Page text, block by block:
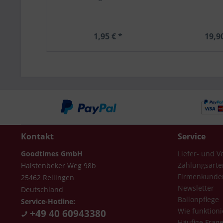
1,95 € *
Kontakt
Goodtimes GmbH
Halstenbeker Weg 98b
25462 Rellingen
Deutschland
Service-Hotline:
+49 40 60943380
Service
Liefer- und
Newsletter
Ballonpflege
Wie